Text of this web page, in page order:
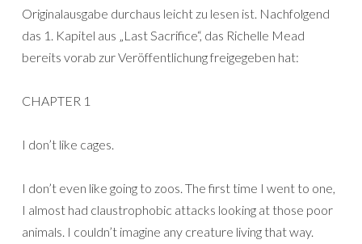
Originalausgabe durchaus leicht zu lesen ist. Nachfolgend
das 1. Kapitel aus „Last Sacrifice“, das Richelle Mead
bereits vorab zur Veröffentlichung freigegeben hat:
CHAPTER 1
I don’t like cages.
I don’t even like going to zoos. The first time I went to one,
I almost had claustrophobic attacks looking at those poor
animals. I couldn’t imagine any creature living that way.